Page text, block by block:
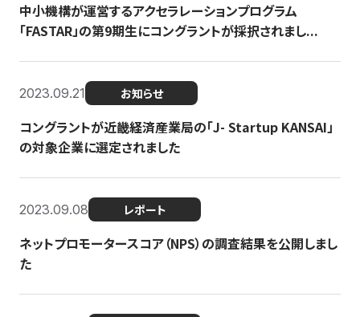
中小機構が運営するアクセラレーションプログラム
「FASTAR」の第9期生にコングラントが採択されまし...
2023.09.21 お知らせ
コングラントが近畿経済産業局の「J- Startup KANSAI」
の対象企業に選定されました
2023.09.08 レポート
ネットプロモータースコア（NPS）の調査結果を公開しまし
た